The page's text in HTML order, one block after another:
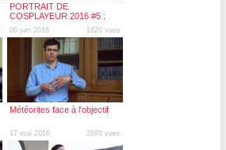
PORTRAIT DE
COSPLAYEUR 2016 #5 :
Leeloo Kris Cosplay
06 juin 2016 1620 vues
Météorites face à l'objectif
17 mai 2016 2695 vues